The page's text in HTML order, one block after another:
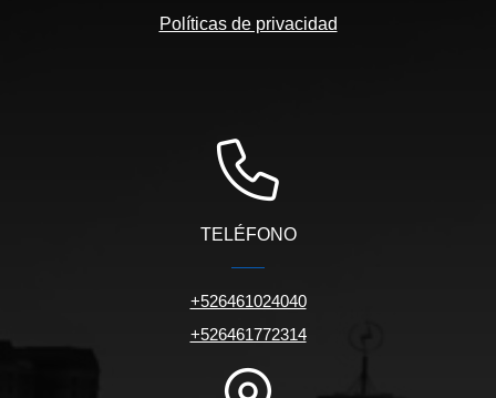
Políticas de privacidad
TELÉFONO
+526461024040
+526461772314